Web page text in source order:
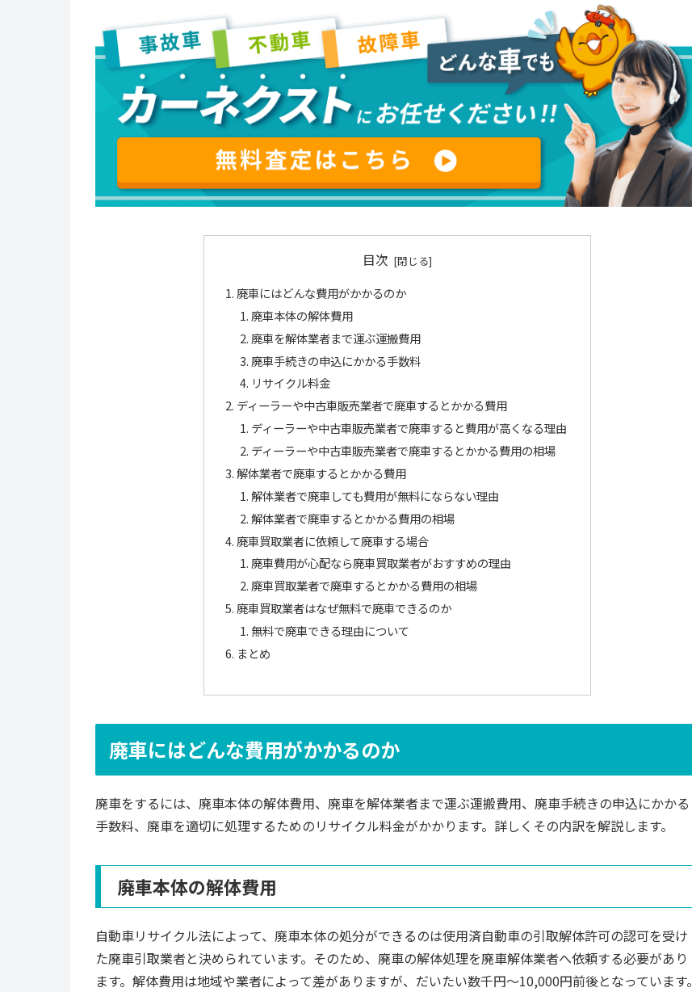
目次
廃車にはどんな費用がかかるのか
廃車本体の解体費用
廃車を解体業者まで運ぶ運搬費用
廃車手続きの申込にかかる手数料
リサイクル料金
ディーラーや中古車販売業者で廃車するとかかる費用
ディーラーや中古車販売業者で廃車すると費用が高くなる理由
ディーラーや中古車販売業者で廃車するとかかる費用の相場
解体業者で廃車するとかかる費用
解体業者で廃車しても費用が無料にならない理由
解体業者で廃車するとかかる費用の相場
廃車買取業者に依頼して廃車する場合
廃車費用が心配なら廃車買取業者がおすすめの理由
廃車買取業者で廃車するとかかる費用の相場
廃車買取業者はなぜ無料で廃車できるのか
無料で廃車できる理由について
まとめ
廃車にはどんな費用がかかるのか
廃車をするには、廃車本体の解体費用、廃車を解体業者まで運ぶ運搬費用、廃車手続きの申込にかかる
手数料、廃車を適切に処理するためのリサイクル料金がかかります。詳しくその内訳を解説します。
廃車本体の解体費用
自動車リサイクル法によって、廃車本体の処分ができるのは使用済自動車の引取解体許可の認可を受け
た廃車引取業者と決められています。そのため、廃車の解体処理を廃車解体業者へ依頼する必要があり
ます。解体費用は地域や業者によって差がありますが、だいたい数千円～10,000円前後となっています。